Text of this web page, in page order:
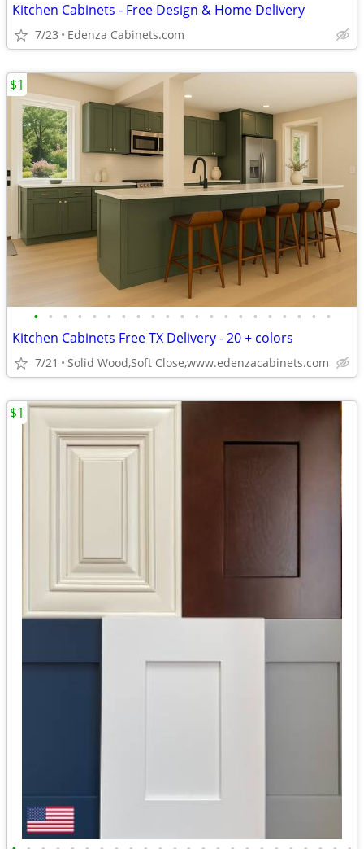
Kitchen Cabinets - Free Design & Home Delivery
7/23 Edenza Cabinets.com
• • • • • • • • • • • • • • • • • • • • •
Kitchen Cabinets Free TX Delivery - 20 + colors
7/21 Solid Wood,Soft Close,www.edenzacabinets.com
$1
$1